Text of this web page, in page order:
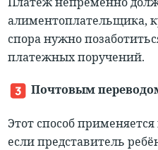
алиментоплательщика,
спора нужно
платежных поручений.
Почтовым
Этот способ
если представитель